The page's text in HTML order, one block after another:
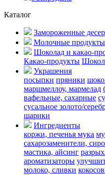
Каталог
Замороженные
Молочные продукты
Шоколад и какао-
Какао-продукты
Украшения
посыпки пряники
маршмеллоу, мармелад
вафельные, сахарные
сусальное золото/
шарики
Ингредиенты
коржи, печенья мука
сахарозаменители,
мастика, айсинг
ароматизаторы
молоко, сливки